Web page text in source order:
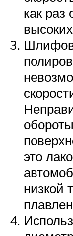
как раз
это
низкой